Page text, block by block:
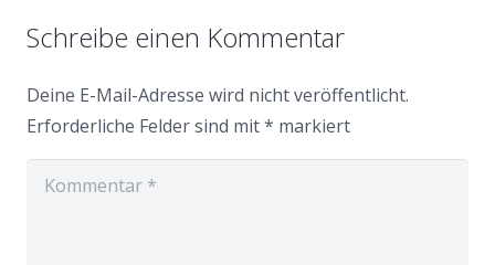
Schreibe einen Kommentar
Deine E-Mail-Adresse wird nicht veröffentlicht.
Erforderliche Felder sind mit* markiert